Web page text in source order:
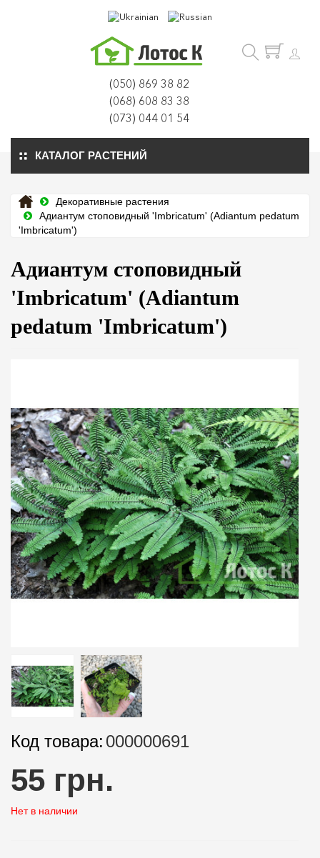
(050) 869 38 82
(068) 608 83 38
(073) 044 01 54
КАТАЛОГ РАСТЕНИЙ
Декоративные растения
Адиантум стоповидный 'Imbricatum' (Adiantum pedatum
'Imbricatum')
Адиантум стоповидный
'Imbricatum' (Adiantum
pedatum 'Imbricatum')
Код товара: 000000691
55 грн.
Нет в наличии